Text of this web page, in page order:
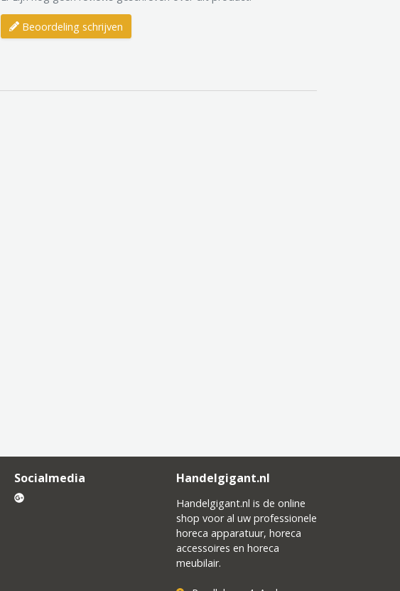
Beoordeling schrijven
Socialmedia Handelgigant.nl
Handelgigant.nl is de online
shop voor al uw professionele
horeca apparatuur, horeca
accessoires en horeca
meubilair.